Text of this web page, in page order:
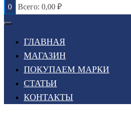
0
Всего: 0,00 ₽
ГЛАВНАЯ
МАГАЗИН
ПОКУПАЕМ МАРКИ
СТАТЬИ
КОНТАКТЫ